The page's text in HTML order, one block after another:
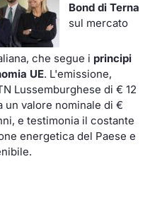
Bond di Terna
sul mercato
che segue i principi
UE. L'emissione,
Lussemburghese di € 12
un valore nominale di €
e testimonia il costante
energetica del Paese e